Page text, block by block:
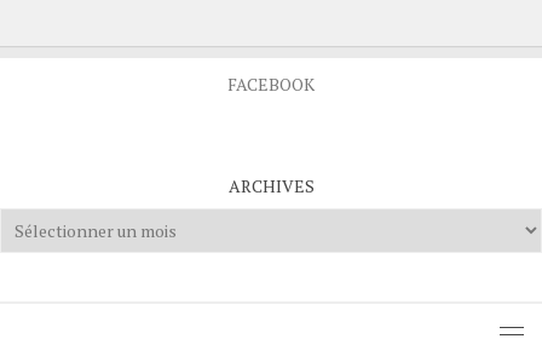
FACEBOOK
ARCHIVES
Archives